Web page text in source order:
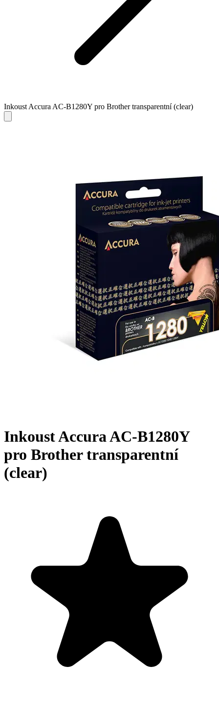
Inkoust Accura AC-B1280Y pro Brother transparentní (clear)
Inkoust Accura AC-B1280Y
pro Brother transparentní
(clear)